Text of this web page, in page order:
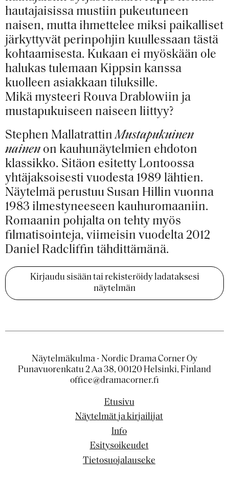
hautajaisissa mustiin pukeutuneen
naisen, mutta ihmettelee miksi paikalliset
järkyttyvät perinpohjin kuullessaan tästä
kohtaamisesta. Kukaan ei myöskään ole
halukas tulemaan Kippsin kanssa
kuolleen asiakkaan tiluksille.
Mikä mysteeri Rouva Drablowiin ja
mustapukuiseen naiseen liittyy?
Stephen MallatrattinMustapukuinen
nainen on kauhunäytelmien ehdoton
klassikko. Sitäon esitetty Lontoossa
yhtäjaksoisesti vuodesta 1989 lähtien.
Näytelmä perustuu Susan Hillin vuonna
1983 ilmestyneeseen kauhuromaaniin.
Romaanin pohjalta on tehty myös
filmatisointeja, viimeisin vuodelta 2012
Daniel Radcliffin tähdittämänä.
Kirjaudu sisään tai rekisteröidy ladataksesi
näytelmän
Näytelmäkulma - Nordic Drama Corner Oy
Punavuorenkatu 2 Aa 38, 00120 Helsinki, Finland
office@dramacorner.fi
Etusivu
Näytelmät ja kirjailijat
Info
Esitysoikeudet
Tietosuojalauseke